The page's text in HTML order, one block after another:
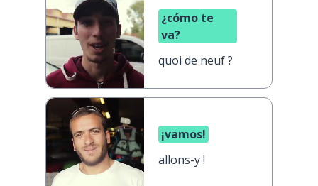
¿cómo te
va?
quoi de neuf ?
¡vamos!
allons-y !